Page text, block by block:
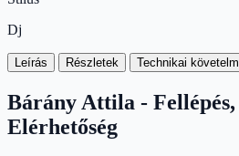
Dj
Leírás Részletek Technikai
Bárány Attila - Fellépés,
Elérhetőség